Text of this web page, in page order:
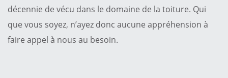
décennie de vécu dans le domaine de la toiture. Qui
que vous soyez, n’ayez donc aucune appréhension à
faire appel à nous au besoin.